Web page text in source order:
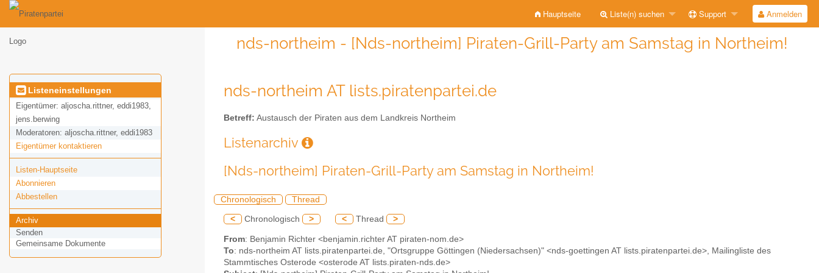
Hauptseite Liste(n) suchen Support Anmelden
nds-northeim - [Nds-northeim] Piraten-Grill-Party am Samstag in Northeim!
Listeneinstellungen
Eigentümer: aljoscha.rittner, eddi1983,
jens.berwing
Moderatoren: aljoscha.rittner, eddi1983
Eigentümer kontaktieren
Listen-Hauptseite
Abonnieren
Abbestellen
Archiv
Senden
Gemeinsame Dokumente
nds-northeim AT lists.piratenpartei.de
Betreff: Austausch der Piraten aus dem Landkreis Northeim
Listenarchiv
[Nds-northeim] Piraten-Grill-Party am Samstag in Northeim!
Chronologisch Thread
< Chronologisch > < Thread >
From: Benjamin Richter <benjamin.richter AT piraten-nom.de>
To: nds-northeim AT lists.piratenpartei.de, "Ortsgruppe Göttingen (Niedersachsen)" <nds-goettingen AT lists.piratenpartei.de>, Mailingliste des
Stammtisches Osterode <osterode AT lists.piraten-nds.de>